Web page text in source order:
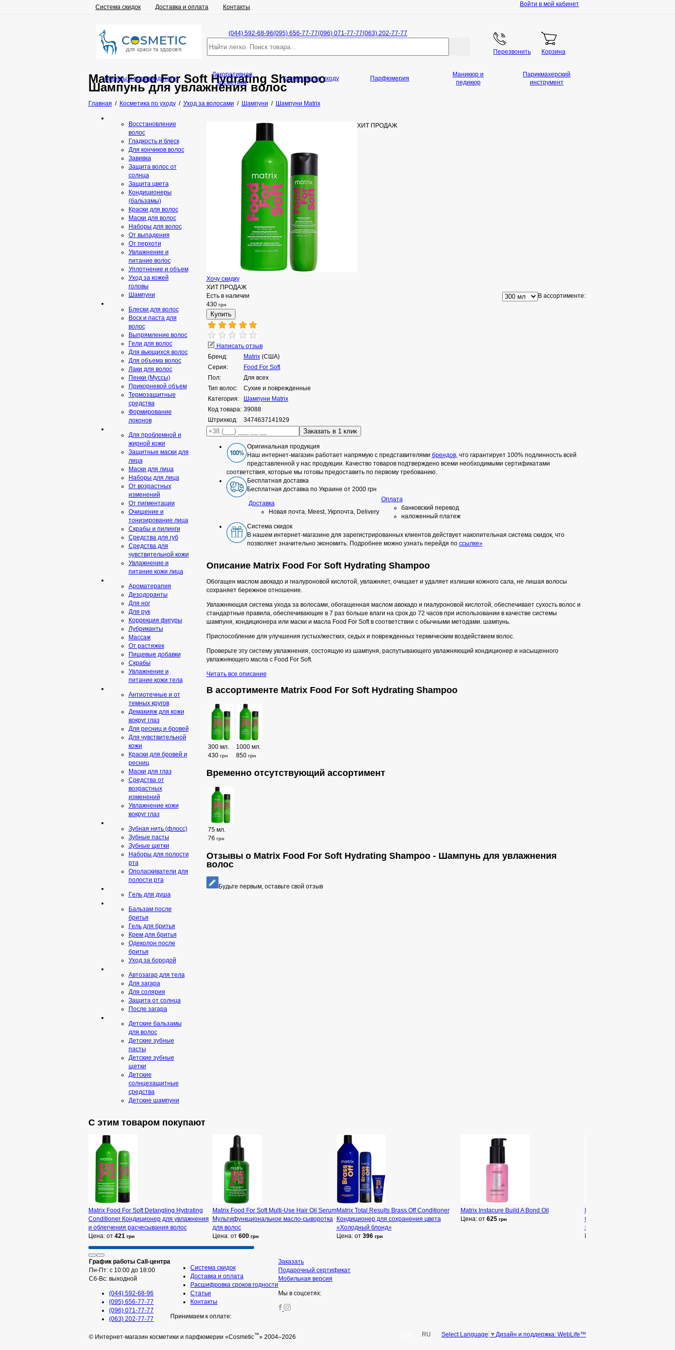
Система скидок Доставка и оплата Контакты Войти в мой кабинет
(044) 592-68-96(095) 656-77-77(096) 071-77-77(063) 202-77-77
Перезвонить Корзина
Matrix Food For Soft Hydrating Shampoo
Шампунь для увлажнения волос
Главная / Косметика по уходу/ Уход за волосами / Шампуни / Шампуни Matrix
Хочу скидку
ХИТ ПРОДАЖ
В ассортименте:
Есть в наличии
430 грн
Написать отзыв
Бренд:
Matrix(США)
Серия:
Food For Soft
Пол:
Для всех
Тип волос:
Сухие и поврежденные
Категория:
Шампуни Matrix
Код товара: 39088
Штрихкод:
3474637141929
Оригинальная продукция
Наш интернет-магазин работает напрямую с представителями брендов, что гарантирует 100% подлинность всей
представленной у нас продукции. Качество товаров подтверждено всеми необходимыми сертификатами
соответствия, которые мы готовы предоставить по первому требованию.
Бесплатная доставка
Бесплатная доставка по Украине от 2000 грн
Доставка
Новая почта, Meest, Укрпочта, Delivery
Оплата
банковский перевод
наложенный платеж
Система скидок
В нашем интернет-магазине для зарегистрированных клиентов действует накопительная система скидок, что
позволяет значительно экономить. Подробнее можно узнать перейдя по ссылке»
ХИТ ПРОДАЖ
Описание Matrix Food For Soft Hydrating Shampoo
Обогащен маслом авокадо и гиалуроновой кислотой, увлажняет, очищает и удаляет излишки кожного сала, не лишая волосы
сохраняет бережное отношение.
Увлажняющая система ухода за волосами, обогащенная маслом авокадо и гиалуроновой кислотой, обеспечивает сухость волос и
стандартные правила, обеспечивающие в 7 раз больше влаги на срок до 72 часов при использовании в качестве системы
шампуня, кондиционера или маски и масла Food For Soft в соответствии с обычными методами. шампунь.
Приспособление для улучшения густых/жестких, седых и поврежденных термическим воздействием волос.
Проверьте эту систему увлажнения, состоящую из шампуня, распутывающего увлажняющий кондиционер и насыщенного
увлажняющего масла с Food For Soft.
Читать все описание
В ассортименте Matrix Food For Soft Hydrating Shampoo
300 мл.
430 грн
1000 мл.
850 грн
Временно отсутствующий ассортимент
75 мл.
76 грн
Отзывы о Matrix Food For Soft Hydrating Shampoo - Шампунь для увлажнения
волос
Будьте первым, оставьте свой отзыв
Бренды и производители
Декоративная
косметика
Косметика по уходу Парфюмерия
Маникюр и
педикюр
Парикмахерский
инструмент
Восстановление
волос
Гладкость и блеск
Для кончиков волос
Завивка
Защита волос от
солнца
Защита цвета
Кондиционеры
(бальзамы)
Краски для волос
Маски для волос
Наборы для волос
От выпадения
От перхоти
Увлажнение и
питание волос
Уплотнение и объем
Уход за кожей
головы
Шампуни
Блески для волос
Воск и паста для
волос
Выпрямление волос
Гели для волос
Для вьющихся волос
Для объема волос
Лаки для волос
Пенки (Муссы)
Прикорневой объем
Термозащитные
средства
Формирование
локонов
Для проблемной и
жирной кожи
Защитные маски для
лица
Маски для лица
Наборы для лица
От возрастных
изменений
От пигментации
Очищение и
тонизирование лица
Скрабы и пилинги
Средcтва для губ
Средства для
чувствительной кожи
Увлажнение и
питание кожи лица
Ароматерапия
Дезодоранты
Для ног
Для рук
Коррекция фигуры
Лубриканты
Массаж
От растяжек
Пищевые добавки
Скрaбы
Увлажнение и
питание кожи тела
Антиотечные и от
темных кругов
Демакияж для кожи
вокруг глаз
Для ресниц и бровей
Для чувствительной
кожи
Краски для бровей и
ресниц
Маски для глаз
Средства от
возрастных
изменений
Увлажнение кожи
вокруг глаз
Зубная нить (флосс)
Зубные пасты
Зубные щетки
Наборы для полости
рта
Ополаскиватели для
полости рта
Гeль для душа
Бальзам после
бритья
Гель для бритья
Крем для бритья
Одеколон после
бритья
Уход за бородой
Автозагар для тела
Для загара
Для солярия
Защита от солнца
После загара
Детские бальзамы
для волос
Детские зубные
пасты
Детские зубные
щетки
Детские
солнцезащитные
средства
Детские шампуни
С этим товаром покупают
Matrix Food For Soft Detangling Hydrating
Conditioner Кондиционер для увлажнения
и облегчения расчесывания волос
Цена: от 421 грн
Matrix Food For Soft Multi-Use Hair Oil Serum
Мультифункциональное масло-сыворотка
для волос
Цена: от 600 грн
Matrix Total Results Brass Off Conditioner
Кондиционер для сохранения цвета
«Холодный блонд»
Цена: от 396 грн
Matrix Instacure Build A Bond Oil
Цена: от 625 грн
Стойкая крем-краска для
закрашивания седины»
График работы Call-центра
Пн-Пт: с 10:00 до 18:00
Сб-Вс: выходной
(044) 592-68-96
(095) 656-77-77
(096) 071-77-77
(063) 202-77-77
Система скидок
Доставка и оплата
Расшифровка сроков годности
Статьи
Контакты
Принимаем к оплате:
Заказать
Подарочный сертификат
Мобильная версия
Мы в соцсетях:
© Интернет-магазин косметики и парфюмерии «Cosmetic™» 2004–2026 Дизайн и поддержка: WebLife™
Select Language ▼
RU